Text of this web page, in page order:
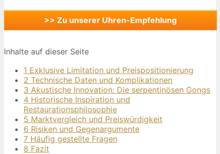
>> Zu unserer Uhren-Empfehlung
Inhalte auf dieser Seite
1 Exklusive Limitation und Preispositionierung
2 Technische Daten und Komplikationen
3 Akustische Innovation: Die serpentinösen Gongs
4 Historische Inspiration und
Restaurationsphilosophie
5 Marktvergleich und Preiswürdigkeit
6 Risiken und Gegenargumente
7 Häufig gestellte Fragen
8 Fazit